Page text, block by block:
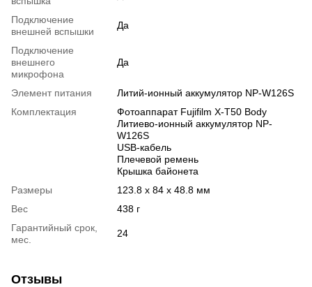
Подключение
внешней вспышки
Да
Подключение
внешнего
микрофона
Да
Элемент питания
Литий-ионный аккумулятор NP-W126S
Комплектация
Фотоаппарат Fujifilm X-T50 Body
Литиево-ионный аккумулятор NP-
W126S
USB-кабель
Плечевой ремень
Крышка байонета
Размеры
123.8 x 84 x 48.8 мм
Вес
438 г
Гарантийный срок,
мес.
24
Отзывы